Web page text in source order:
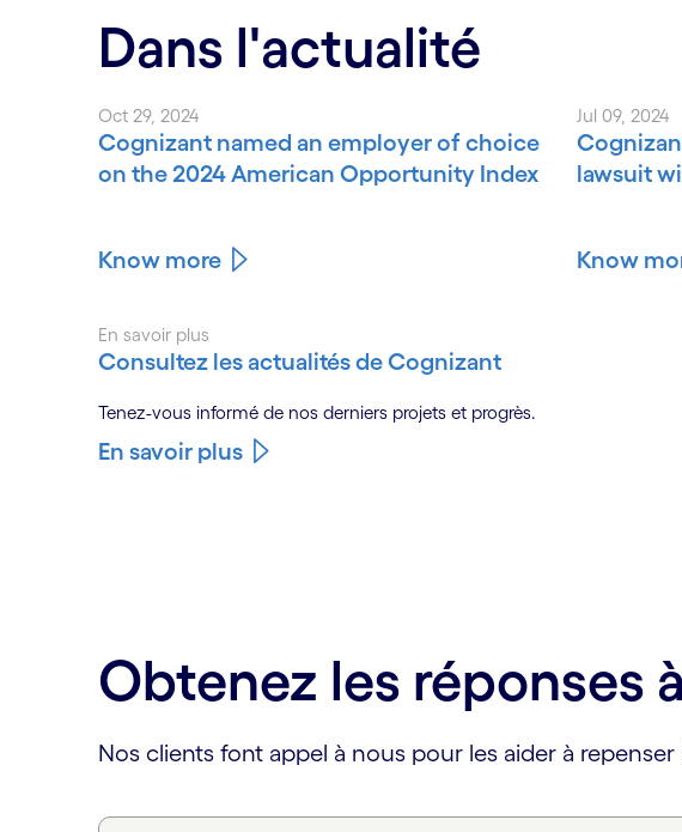
Dans l'actualité
Oct 29, 2024
Cognizant named an employer of choice
on the 2024 American Opportunity Index
Know more
Jul 09, 2024
lawsuit
Know
En savoir plus
Consultez les actualités de Cognizant
Tenez-vous informé de nos derniers projets et progrès.
En savoir plus
Obtenez les réponses
Nos clients font appel à nous pour les aider à